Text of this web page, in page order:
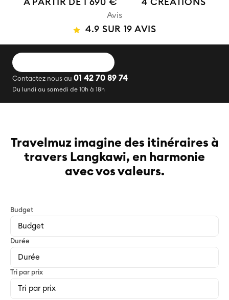
À PARTIR DE 1 690 € 4 CRÉATIONS
Avis
4.9 SUR 19 AVIS
Contactez nous au 01 42 70 89 74
Du lundi au samedi de 10h à 18h
Travelmuz imagine des itinéraires à
travers Langkawi, en harmonie
avec vos valeurs.
Budget
Durée
Tri par prix